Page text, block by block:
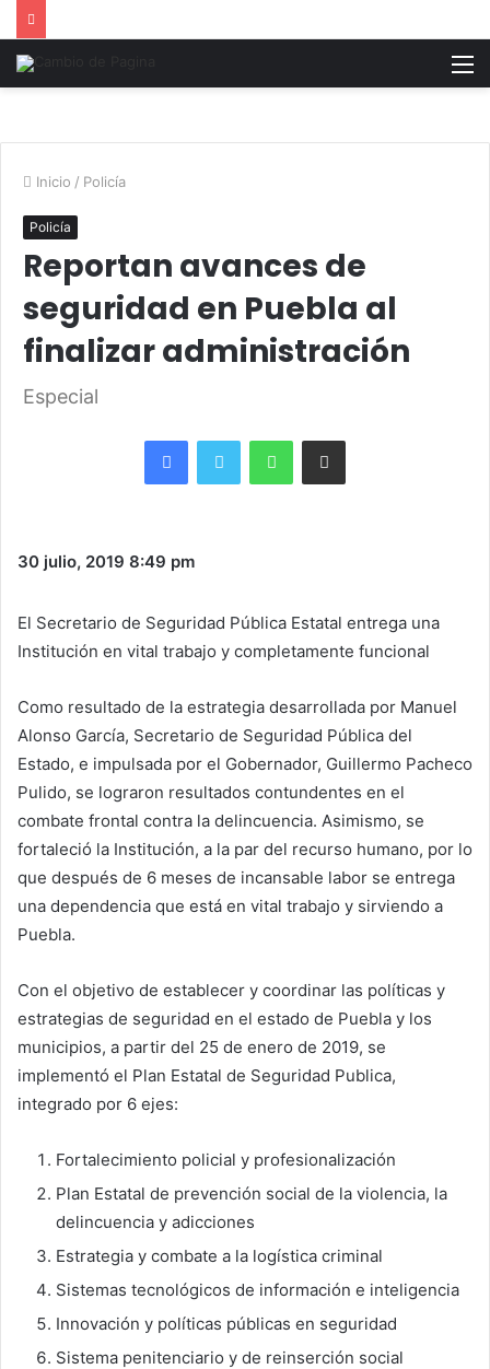
Inicio / Policía
Policía
Reportan avances de
seguridad en Puebla al
finalizar administración
Especial
FacebookTwitter WhatsAppShare via Email
30 julio, 2019 8:49 pm
El Secretario de Seguridad Pública Estatal entrega una
Institución en vital trabajo y completamente funcional
Como resultado de la estrategia desarrollada por Manuel
Alonso García, Secretario de Seguridad Pública del
Estado, e impulsada por el Gobernador, Guillermo Pacheco
Pulido, se lograron resultados contundentes en el
combate frontal contra la delincuencia. Asimismo, se
fortaleció la Institución, a la par del recurso humano, por lo
que después de 6 meses de incansable labor se entrega
una dependencia que está en vital trabajo y sirviendo a
Puebla.
Con el objetivo de establecer y coordinar las políticas y
estrategias de seguridad en el estado de Puebla y los
municipios, a partir del 25 de enero de 2019, se
implementó el Plan Estatal de Seguridad Publica,
integrado por 6 ejes:
Fortalecimiento policial y profesionalización
Plan Estatal de prevención social de la violencia, la
delincuencia y adicciones
Estrategia y combate a la logística criminal
Sistemas tecnológicos de información e inteligencia
Innovación y políticas públicas en seguridad
Sistema penitenciario y de reinserción social